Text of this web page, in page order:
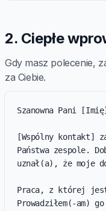
2. Ciepłe
Gdy masz polecenie,
za Ciebie.
Szanowna Pani
[Wspólny kontakt]
Państwa zespole.
uznał(a), że moje
Praca, z której
Prowadziłem(-am)